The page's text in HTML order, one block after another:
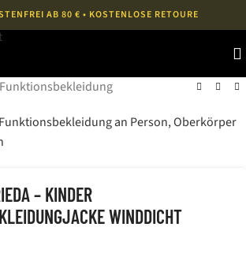
AB 80 € • KOSTENLOSE RETOURE
Funktionsbekleidung
– KINDER
WINDDICHT